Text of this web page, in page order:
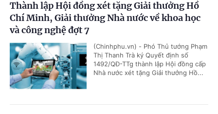
Thành lập Hội đồng xét tặng Giải thưởng Hồ
Chí Minh, Giải thưởng Nhà nước về khoa học
và công nghệ đợt 7
(Chinhphu.vn) - Phó Thủ tướng Phạm
Thị Thanh Trà ký Quyết định số
1492/QĐ-TTg thành lập Hội đồng cấp
Nhà nước xét tặng Giải thưởng Hồ...